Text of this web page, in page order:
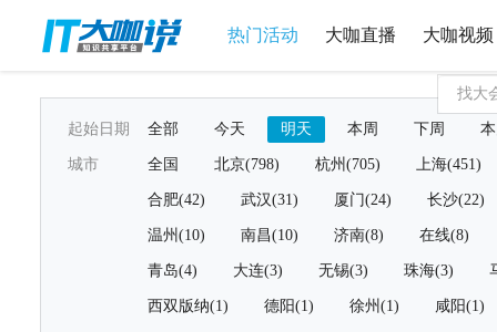
热门活动 大咖直播 大咖视频
起始日期 全部 今天 明天 本周 下周
城市 全国 北京(798) 杭州(705) 上海(451)
合肥(42) 武汉(31) 厦门(24) 长沙(22)
温州(10) 南昌(10) 济南(8) 在线(8)
青岛(4) 大连(3) 无锡(3) 珠海(3)
西双版纳(1) 德阳(1) 徐州(1) 咸阳(1)